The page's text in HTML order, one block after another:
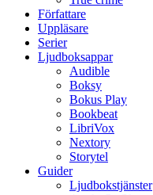
Författare
Uppläsare
Serier
Ljudboksappar
Audible
Boksy
Bokus Play
Bookbeat
LibriVox
Nextory
Storytel
Guider
Ljudbokstjänster